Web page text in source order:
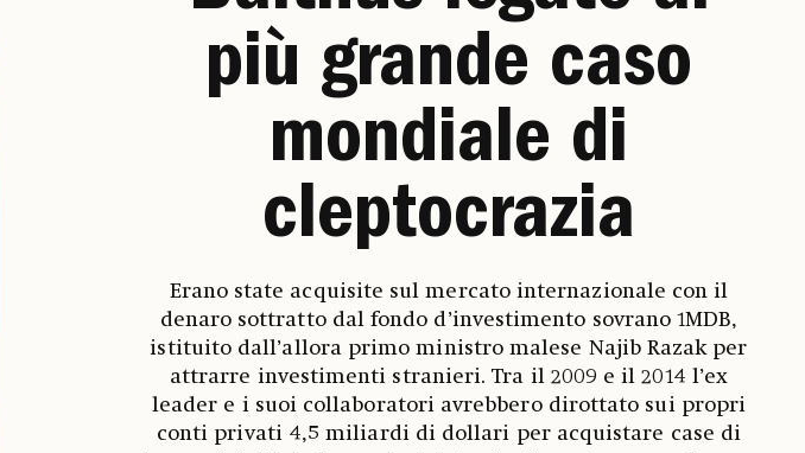
più grande caso
mondiale di
cleptocrazia
Erano state acquisite sul mercato internazionale con il
denaro sottratto dal fondo d’investimento sovrano 1MDB,
istituito dall’allora primo ministro malese Najib Razak per
attrarre investimenti stranieri. Tra il 2009 e il 2014 l’ex
leader e i suoi collaboratori avrebbero dirottato sui propri
conti privati 4,5 miliardi di dollari per acquistare case di